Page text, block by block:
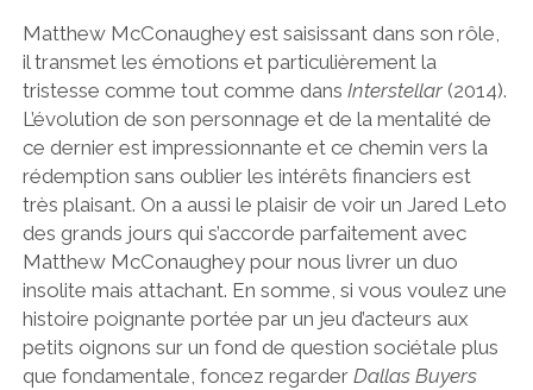
Matthew McConaughey est saisissant dans son rôle,
il transmet les émotions et particulièrement la
tristesse comme tout comme dans Interstellar(2014).
L’évolution de son personnage et de la mentalité de
ce dernier est impressionnante et ce chemin vers la
rédemption sans oublier les intérêts financiers est
très plaisant. On a aussi le plaisir de voir un Jared Leto
des grands jours qui s’accorde parfaitement avec
Matthew McConaughey pour nous livrer un duo
insolite mais attachant. En somme, si vous voulez une
histoire poignante portée par un jeu d’acteurs aux
petits oignons sur un fond de question sociétale plus
que fondamentale, foncez regarder Dallas Buyers